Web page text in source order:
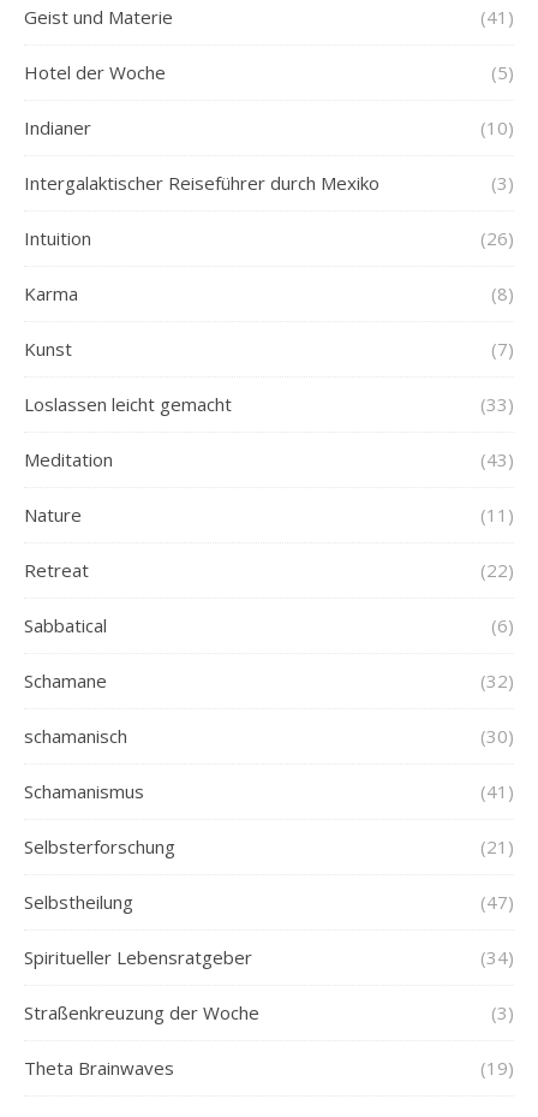
Geist und Materie (41)
Hotel der Woche (5)
Indianer (10)
Intergalaktischer Reiseführer durch Mexiko (3)
Intuition (26)
Karma (8)
Kunst (7)
Loslassen leicht gemacht (33)
Meditation (43)
Nature (11)
Retreat (22)
Sabbatical (6)
Schamane (32)
schamanisch (30)
Schamanismus (41)
Selbsterforschung (21)
Selbstheilung (47)
Spiritueller Lebensratgeber (34)
Straßenkreuzung der Woche (3)
Theta Brainwaves (19)